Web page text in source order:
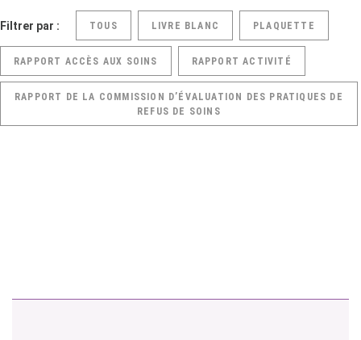
Filtrer par : TOUS LIVRE BLANC PLAQUETTE
RAPPORT ACCÈS AUX SOINS RAPPORT ACTIVITÉ
RAPPORT DE LA COMMISSION D’ÉVALUATION DES PRATIQUES DE
REFUS DE SOINS